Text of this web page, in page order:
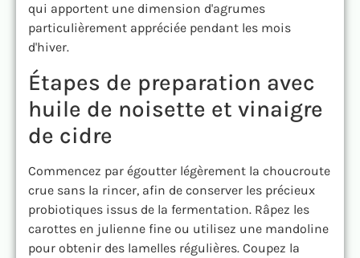
qui apportent une dimension d'agrumes
particulièrement appréciée pendant les mois
d'hiver.
Étapes de preparation avec
huile de noisette et vinaigre
de cidre
Commencez par égoutter légèrement la choucroute
crue sans la rincer, afin de conserver les précieux
probiotiques issus de la fermentation. Râpez les
carottes en julienne fine ou utilisez une mandoline
pour obtenir des lamelles régulières. Coupez la